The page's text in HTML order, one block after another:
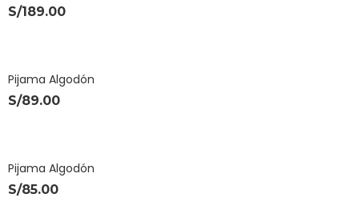
S/189.00
Pijama Algodón
S/89.00
Pijama Algodón
S/85.00